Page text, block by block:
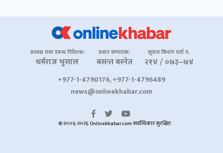
अध्यक्ष तथा प्रबन्ध निर्देशक:
धर्मराज भुसाल
प्रधान सम्पादक:
बसन्त बस्नेत
सूचना विभाग दर्ता नं.
२१४ / ०७३–७४
+977-1-4790176, +977-1-4796489
news@onlinekhabar.com
© २००६-२०२६ Onlinekhabar.com सर्वाधिकार सुरक्षित